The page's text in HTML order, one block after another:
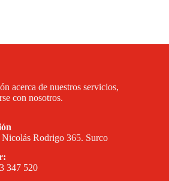
acerca de nuestros servicios,
con nosotros.
Nicolás Rodrigo 365. Surco
347 520